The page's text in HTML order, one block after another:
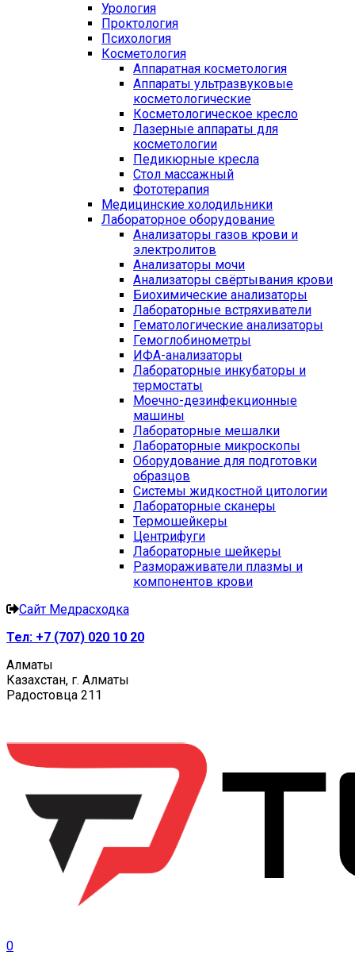
Урология
Проктология
Психология
Косметология
Аппаратная косметология
Аппараты ультразвуковые
косметологические
Косметологическое кресло
Лазерные аппараты для
косметологии
Педикюрные кресла
Стол массажный
Фототерапия
Медицинские холодильники
Лабораторное оборудование
Анализаторы газов крови и
электролитов
Анализаторы мочи
Анализаторы свёртывания крови
Биохимические анализаторы
Лабораторные встряхиватели
Гематологические анализаторы
Гемоглобинометры
ИФА-анализаторы
Лабораторные инкубаторы и
термостаты
Моечно-дезинфекционные
машины
Лабораторные мешалки
Лабораторные микроскопы
Оборудование для подготовки
образцов
Системы жидкостной цитологии
Лабораторные сканеры
Термошейкеры
Центрифуги
Лабораторные шейкеры
Размораживатели плазмы и
компонентов крови
Сайт Медрасходка
Тел: +7 (707) 020 10 20
Алматы
Казахстан, г. Алматы
Радостовца 211
0